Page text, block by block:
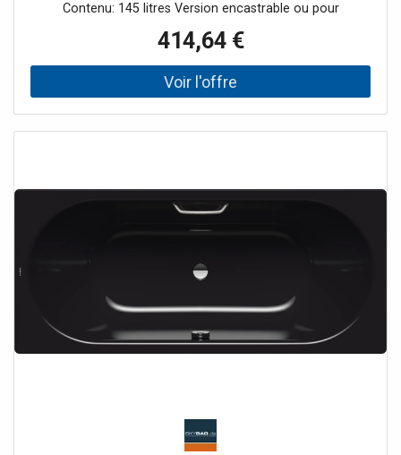
Contenu: 145 litres Version encastrable ou pour
5mm Sanit acrylique
414,64 €